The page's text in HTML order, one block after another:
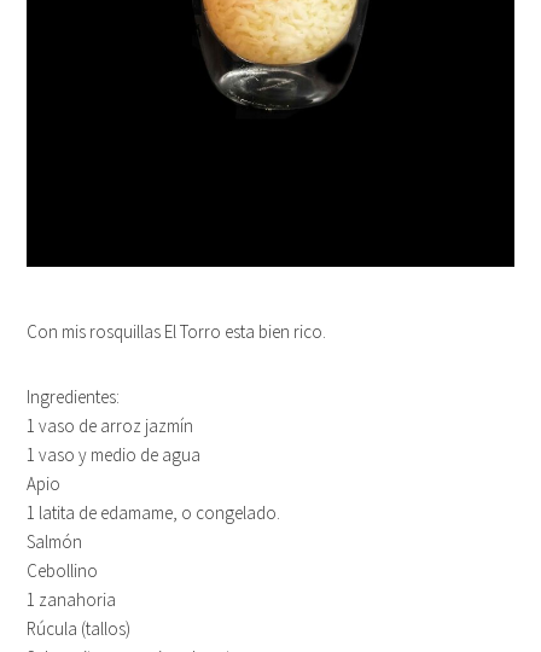
Con mis rosquillas El Torro esta bien rico.
Ingredientes:
1 vaso de arroz jazmín
1 vaso y medio de agua
Apio
1 latita de edamame, o congelado.
Salmón
Cebollino
1 zanahoria
Rúcula (tallos)